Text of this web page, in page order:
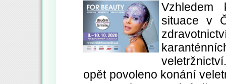
Vzhledem
situace v
opět povoleno konání